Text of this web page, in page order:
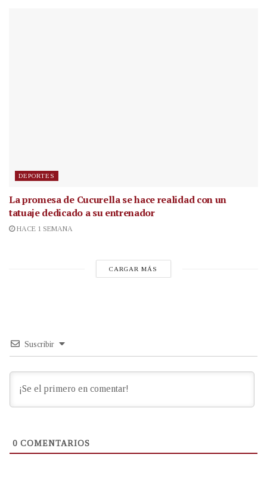
DEPORTES
La promesa de Cucurella se hace realidad con un
tatuaje dedicado a su entrenador
HACE 1 SEMANA
CARGAR MÁS
Suscribir
0 COMENTARIOS